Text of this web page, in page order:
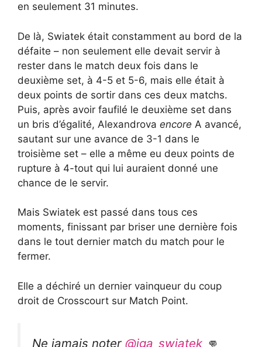
en seulement 31 minutes.
De là, Swiatek était constamment au bord de la
défaite – non seulement elle devait servir à
rester dans le match deux fois dans le
deuxième set, à 4-5 et 5-6, mais elle était à
deux points de sortir dans ces deux matchs.
Puis, après avoir faufilé le deuxième set dans
un bris d’égalité, Alexandrova encore A avancé,
sautant sur une avance de 3-1 dans le
troisième set – elle a même eu deux points de
rupture à 4-tout qui lui auraient donné une
chance de le servir.
Mais Swiatek est passé dans tous ces
moments, finissant par briser une dernière fois
dans le tout dernier match du match pour le
fermer.
Elle a déchiré un dernier vainqueur du coup
droit de Crosscourt sur Match Point.
Ne jamais noter @iga_swiatek 👊